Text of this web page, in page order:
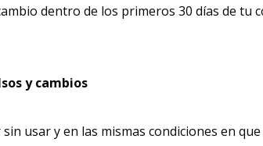
dentro de los primeros 30 días de tu
y cambios
usar y en las mismas condiciones en